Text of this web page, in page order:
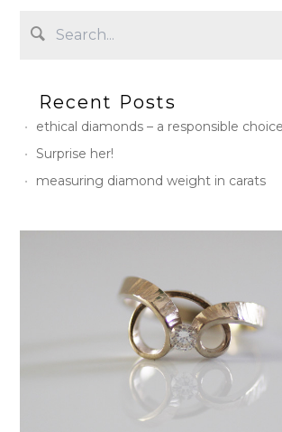
Recent Posts
ethical diamonds – a responsible choice
Surprise her!
measuring diamond weight in carats